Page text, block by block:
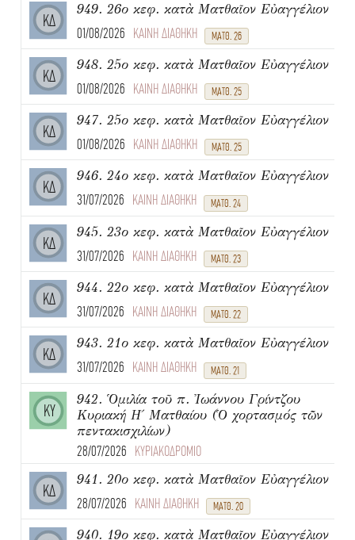
ΚΔ
949. 26ο κεφ. κατὰ Ματθαῖον Εὐαγγέλιον
01/08/2026 ΚΑΙΝΗ ΔΙΑΘΗΚΗ ΜΑΤΘ. 26
ΚΔ
948. 25ο κεφ. κατὰ Ματθαῖον Εὐαγγέλιον
01/08/2026 ΚΑΙΝΗ ΔΙΑΘΗΚΗ ΜΑΤΘ. 25
ΚΔ
947. 25ο κεφ. κατὰ Ματθαῖον Εὐαγγέλιον
01/08/2026 ΚΑΙΝΗ ΔΙΑΘΗΚΗ ΜΑΤΘ. 25
ΚΔ
946. 24ο κεφ. κατὰ Ματθαῖον Εὐαγγέλιον
31/07/2026 ΚΑΙΝΗ ΔΙΑΘΗΚΗ ΜΑΤΘ. 24
ΚΔ
945. 23ο κεφ. κατὰ Ματθαῖον Εὐαγγέλιον
31/07/2026 ΚΑΙΝΗ ΔΙΑΘΗΚΗ ΜΑΤΘ. 23
ΚΔ
944. 22ο κεφ. κατὰ Ματθαῖον Εὐαγγέλιον
31/07/2026 ΚΑΙΝΗ ΔΙΑΘΗΚΗ ΜΑΤΘ. 22
ΚΔ
943. 21ο κεφ. κατὰ Ματθαῖον Εὐαγγέλιον
31/07/2026 ΚΑΙΝΗ ΔΙΑΘΗΚΗ ΜΑΤΘ. 21
ΚΥ
942. Ὁμιλία τοῦ π. Ἰωάννου Γρίντζου
Κυριακή Η΄ Ματθαίου (Ὁ χορτασμός τῶν
πεντακισχιλίων)
28/07/2026 ΚΥΡΙΑΚΟΔΡΟΜΙΟ
ΚΔ
941. 20ο κεφ. κατὰ Ματθαῖον Εὐαγγέλιον
28/07/2026 ΚΑΙΝΗ ΔΙΑΘΗΚΗ ΜΑΤΘ. 20
940. 19ο κεφ. κατὰ Ματθαῖον Εὐαγγέλιον